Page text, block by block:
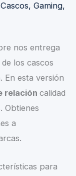
Cascos, Gaming,
nos entrega
los cascos
En esta versión
relación calidad
Obtienes
a
para